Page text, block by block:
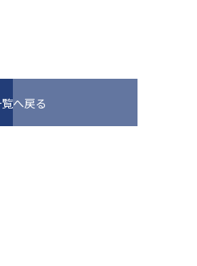
へ戻る